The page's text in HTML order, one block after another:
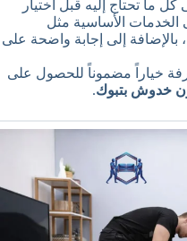
ما تحتاج إليه قبل اختيار
الأساسية مثل
بالإضافة إلى إجابة واضحة على
خياراً مضموناً للحصول على
خدوش بتبوك.